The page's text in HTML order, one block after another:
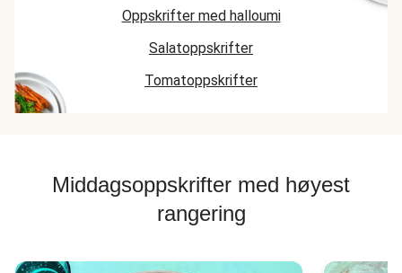
Oppskrifter med halloumi
Salatoppskrifter
Tomatoppskrifter
Middagsoppskrifter med høyest
rangering